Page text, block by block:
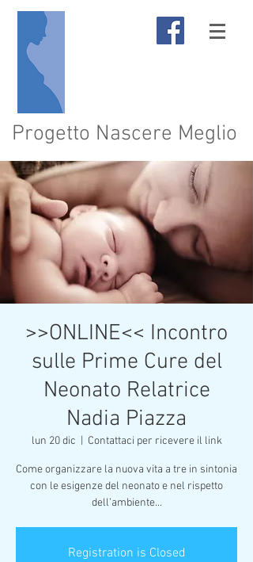
Progetto Nascere Meglio
>>ONLINE<< Incontro
sulle Prime Cure del
Neonato Relatrice
Nadia Piazza
lun 20 dic Contattaci per ricevere il link
Come organizzare la nuova vita a tre in sintonia
con le esigenze del neonato e nel rispetto
dell’ambiente...
Registration is Closed